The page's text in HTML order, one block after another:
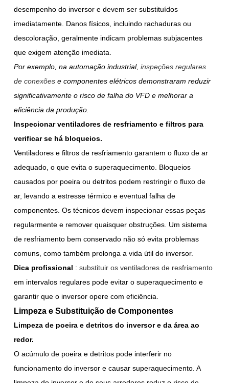
desempenho do inversor e devem ser substituídos
imediatamente. Danos físicos, incluindo rachaduras ou
descoloração, geralmente indicam problemas subjacentes
que exigem atenção imediata.
Por exemplo, na automação industrial, inspeções regulares
de conexões e componentes elétricos demonstraram reduzir
significativamente o risco de falha do VFD e melhorar a
eficiência da produção.
Inspecionar ventiladores de resfriamento e filtros para
verificar se há bloqueios.
Ventiladores e filtros de resfriamento garantem o fluxo de ar
adequado, o que evita o superaquecimento. Bloqueios
causados por poeira ou detritos podem restringir o fluxo de
ar, levando a estresse térmico e eventual falha de
componentes. Os técnicos devem inspecionar essas peças
regularmente e remover quaisquer obstruções. Um sistema
de resfriamento bem conservado não só evita problemas
comuns, como também prolonga a vida útil do inversor.
Dica profissional : substituir os ventiladores de resfriamento
em intervalos regulares pode evitar o superaquecimento e
garantir que o inversor opere com eficiência.
Limpeza e Substituição de Componentes
Limpeza de poeira e detritos do inversor e da área ao
redor.
O acúmulo de poeira e detritos pode interferir no
funcionamento do inversor e causar superaquecimento. A